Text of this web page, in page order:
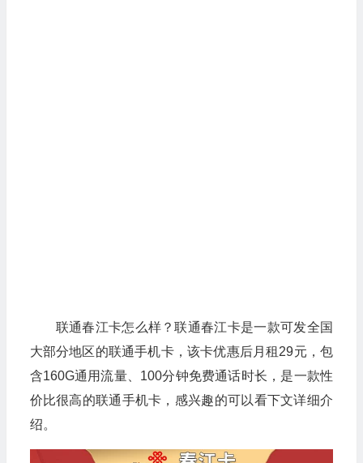
联通春江卡怎么样？联通春江卡是一款可发全国
大部分地区的联通手机卡，该卡优惠后月租29元，包
含160G通用流量、100分钟免费通话时长，是一款性
价比很高的联通手机卡，感兴趣的可以看下文详细介
绍。